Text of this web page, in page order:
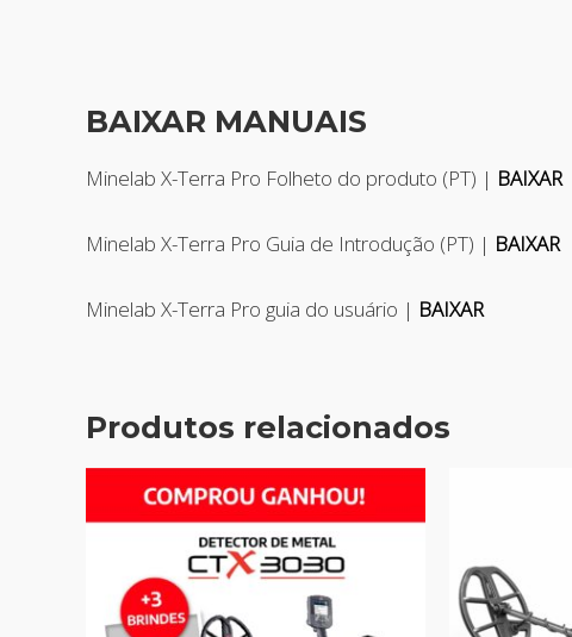
BAIXAR MANUAIS
Minelab X-Terra Pro Folheto do produto (PT) | BAIXAR
Minelab X-Terra Pro Guia de Introdução (PT) | BAIXAR
Minelab X-Terra Pro guia do usuário | BAIXAR
Produtos relacionados